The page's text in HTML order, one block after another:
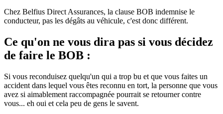
Chez Belfius Direct Assurances, la clause BOB indemnise le
conducteur, pas les dégâts au véhicule, c'est donc différent.
Ce qu'on ne vous dira pas si vous décidez
de faire le BOB :
Si vous reconduisez quelqu'un qui a trop bu et que vous faites un
accident dans lequel vous êtes reconnu en tort, la personne que vous
avez si aimablement raccompagnée pourrait se retourner contre
vous... eh oui et cela peu de gens le savent.